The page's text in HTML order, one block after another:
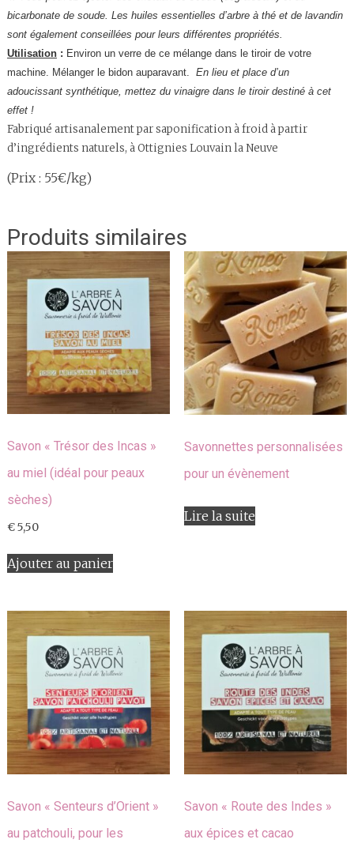
bicarbonate de soude. Les huiles essentielles d’arbre à thé et de lavandin
sont également conseillées pour leurs différentes propriétés.
Utilisation: Environ un verre de ce mélange dans le tiroir de votre
machine. Mélanger le bidon auparavant. En lieu et place d’un
adoucissant synthétique, mettez du vinaigre dans le tiroir destiné à cet
effet !
Fabriqué artisanalement par saponification à froid à partir
d’ingrédients naturels, à Ottignies Louvain la Neuve
(Prix : 55€/kg)
Produits similaires
Savon « Trésor des Incas »
au miel (idéal pour peaux
sèches)
€5,50
Ajouter au panier
Savonnettes personnalisées
pour un évènement
Lire la suite
Savon « Senteurs d’Orient »
au patchouli, pour les
Savon « Route des Indes »
aux épices et cacao